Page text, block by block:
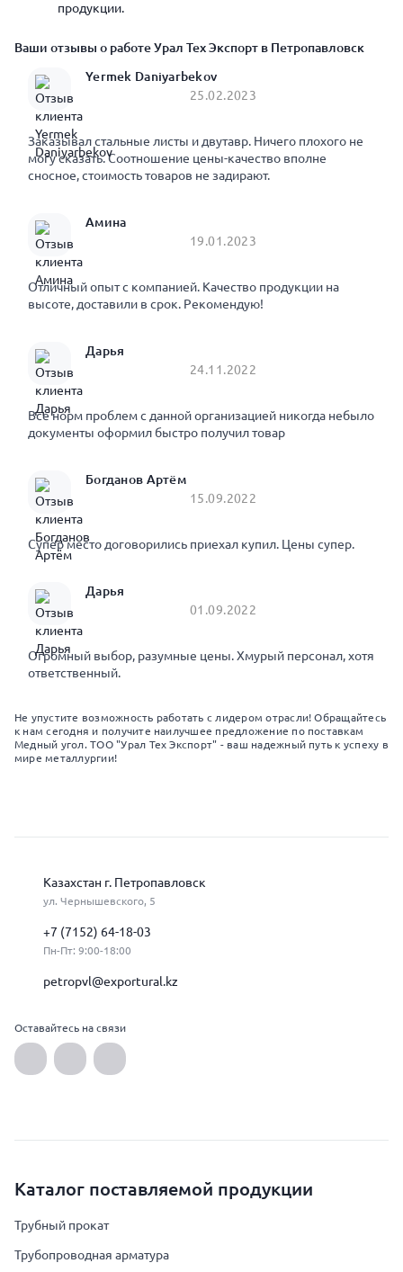
продукции.
Ваши отзывы о работе Урал Тех Экспорт в Петропавловск
Yermek Daniyarbekov
25.02.2023
Заказывал стальные листы и двутавр. Ничего плохого не
могу сказать. Соотношение цены-качество вполне
сносное, стоимость товаров не задирают.
Амина
19.01.2023
Отличный опыт с компанией. Качество продукции на
высоте, доставили в срок. Рекомендую!
Дарья
24.11.2022
Все норм проблем с данной организацией никогда небыло
документы оформил быстро получил товар
Богданов Артём
15.09.2022
Супер место договорились приехал купил. Цены супер.
Дарья
01.09.2022
Огромный выбор, разумные цены. Хмурый персонал, хотя
ответственный.
Не упустите возможность работать с лидером отрасли! Обращайтесь
к нам сегодня и получите наилучшее предложение по поставкам
Медный угол. ТОО "Урал Тех Экспорт" - ваш надежный путь к успеху в
мире металлургии!
Казахстан г. Петропавловск
ул. Чернышевского, 5
+7 (7152) 64-18-03
Пн-Пт: 9:00-18:00
petropvl@exportural.kz
Оставайтесь на связи
Каталог поставляемой продукции
Трубный прокат
Трубопроводная арматура